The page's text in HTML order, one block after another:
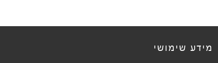
מידע שימושי